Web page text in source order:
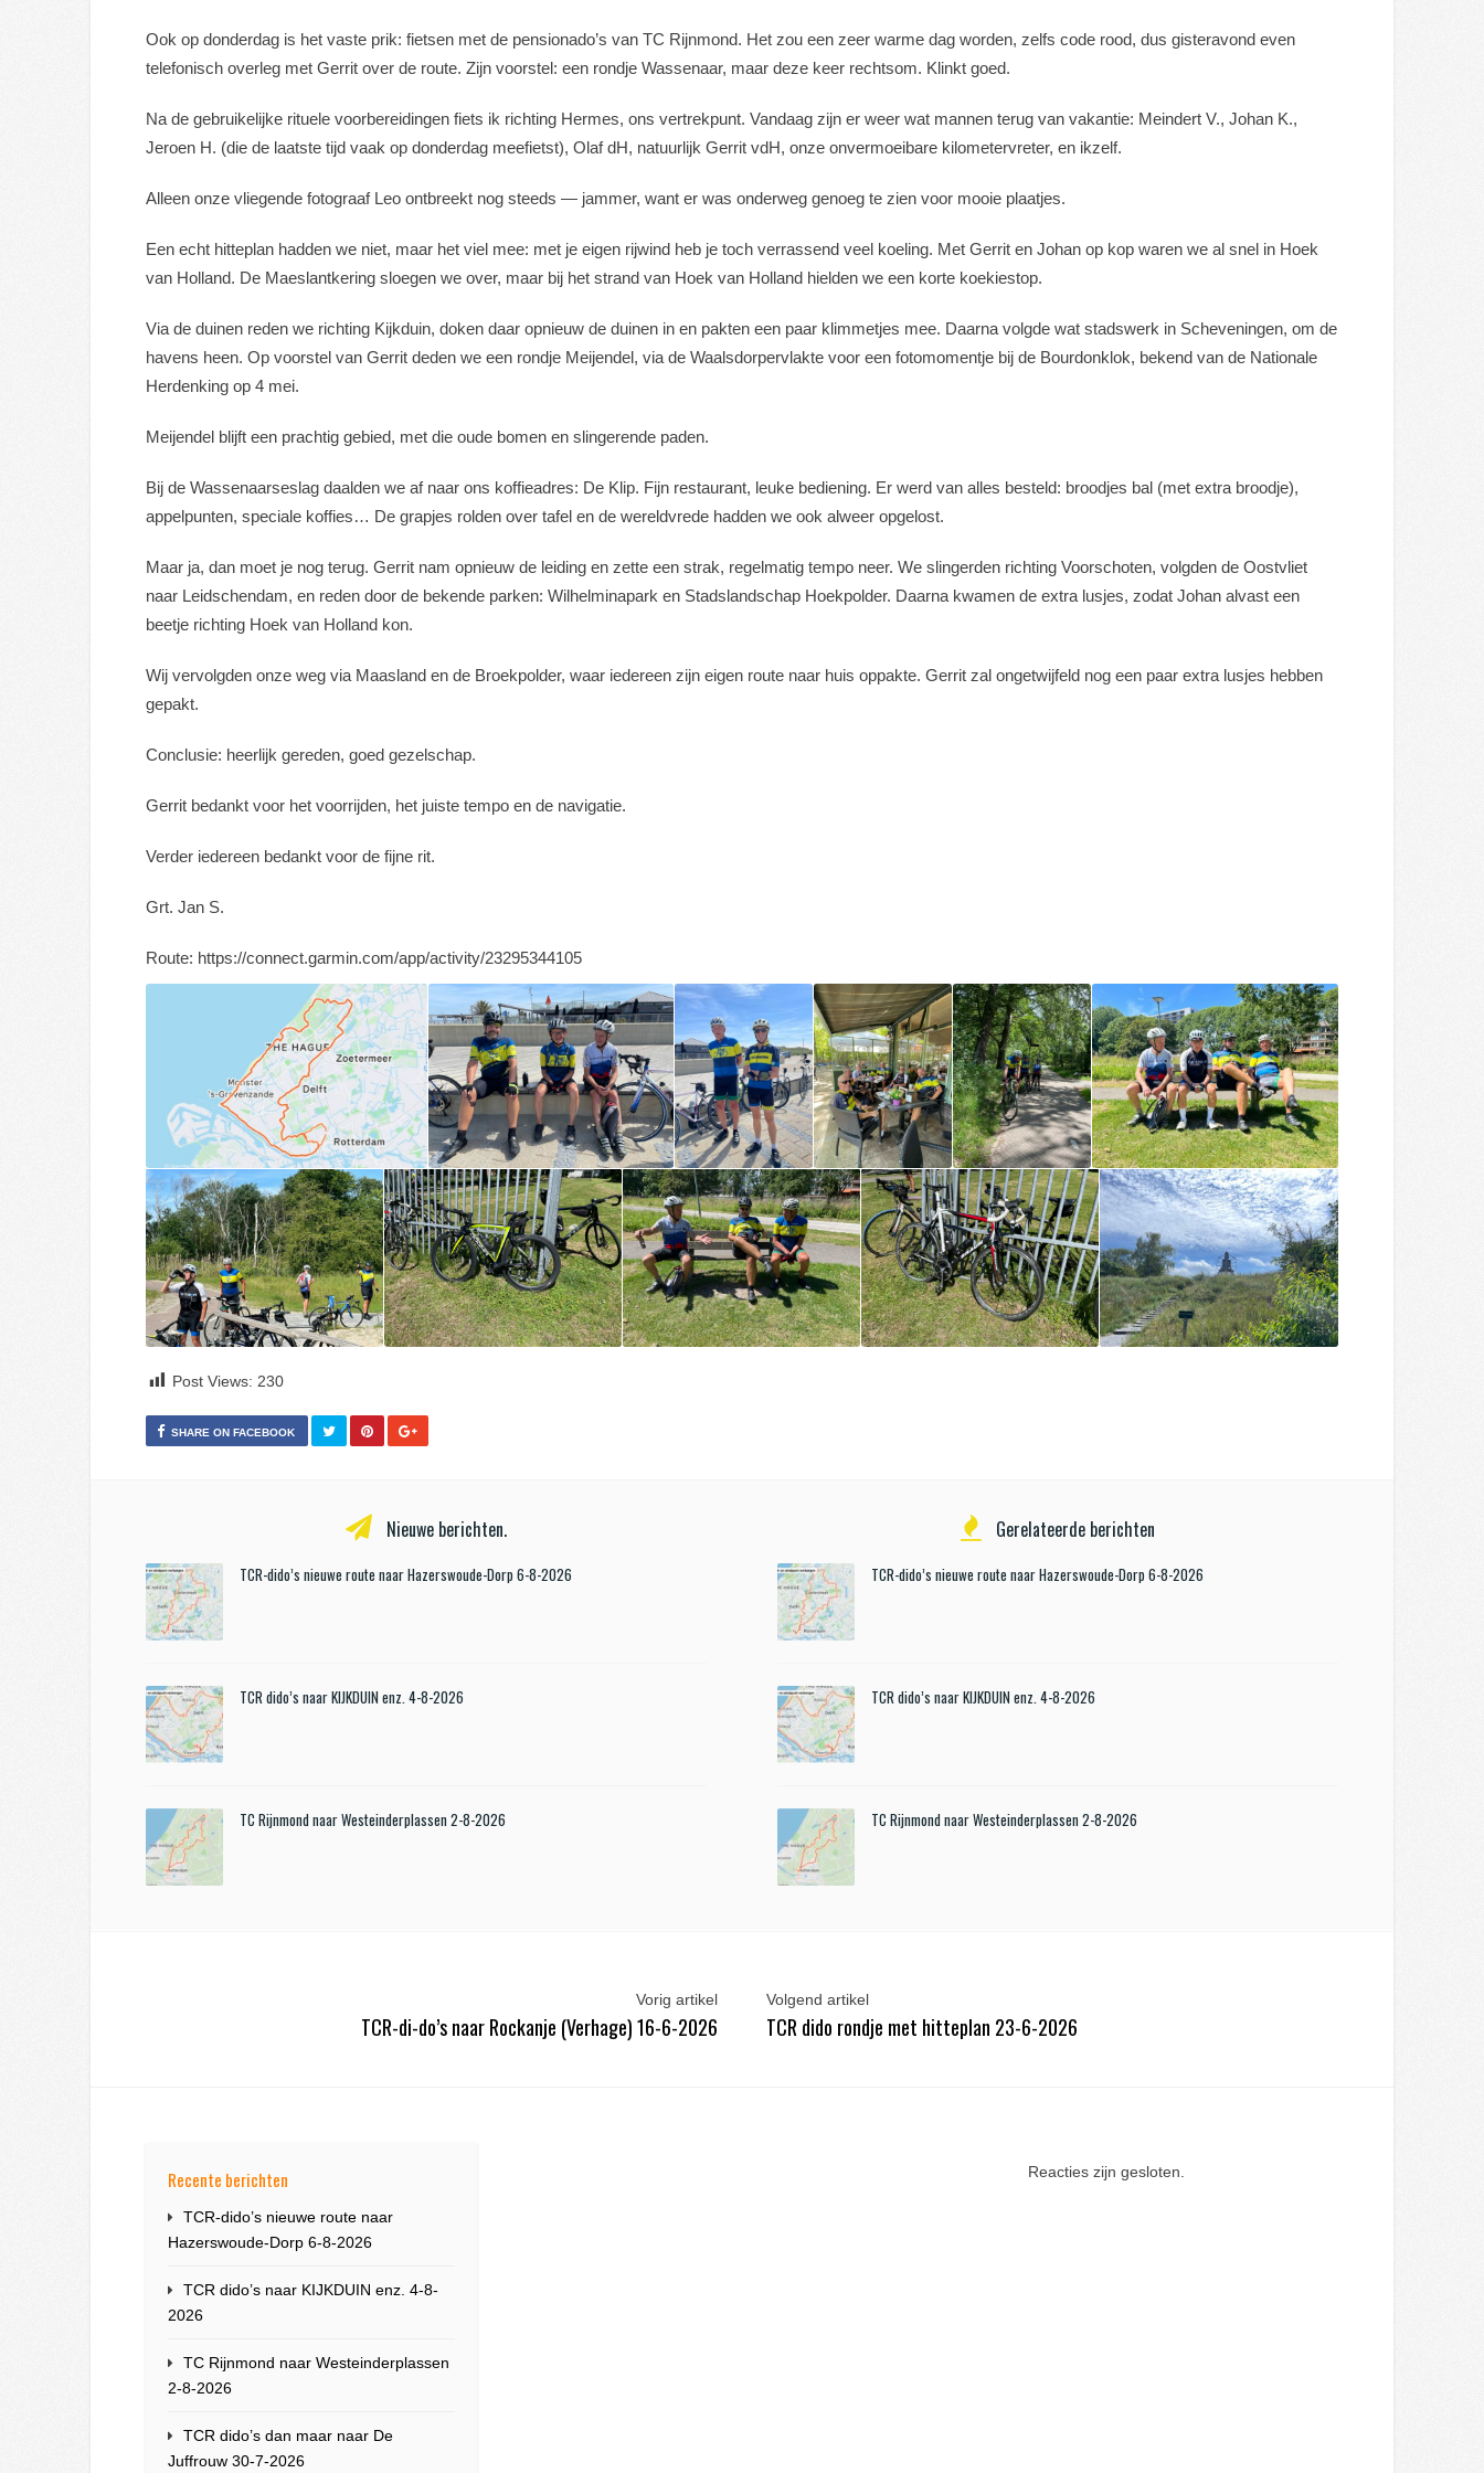
Ook op donderdag is het vaste prik: fietsen met de pensionado’s van TC Rijnmond. Het zou een zeer warme dag worden, zelfs code rood, dus gisteravond even
telefonisch overleg met Gerrit over de route. Zijn voorstel: een rondje Wassenaar, maar deze keer rechtsom. Klinkt goed.
Na de gebruikelijke rituele voorbereidingen fiets ik richting Hermes, ons vertrekpunt. Vandaag zijn er weer wat mannen terug van vakantie: Meindert V., Johan K.,
Jeroen H. (die de laatste tijd vaak op donderdag meefietst), Olaf dH, natuurlijk Gerrit vdH, onze onvermoeibare kilometervreter, en ikzelf.
Alleen onze vliegende fotograaf Leo ontbreekt nog steeds — jammer, want er was onderweg genoeg te zien voor mooie plaatjes.
Een echt hitteplan hadden we niet, maar het viel mee: met je eigen rijwind heb je toch verrassend veel koeling. Met Gerrit en Johan op kop waren we al snel in Hoek
van Holland. De Maeslantkering sloegen we over, maar bij het strand van Hoek van Holland hielden we een korte koekiestop.
Via de duinen reden we richting Kijkduin, doken daar opnieuw de duinen in en pakten een paar klimmetjes mee. Daarna volgde wat stadswerk in Scheveningen, om de
havens heen. Op voorstel van Gerrit deden we een rondje Meijendel, via de Waalsdorpervlakte voor een fotomomentje bij de Bourdonklok, bekend van de Nationale
Herdenking op 4 mei.
Meijendel blijft een prachtig gebied, met die oude bomen en slingerende paden.
Bij de Wassenaarseslag daalden we af naar ons koffieadres: De Klip. Fijn restaurant, leuke bediening. Er werd van alles besteld: broodjes bal (met extra broodje),
appelpunten, speciale koffies… De grapjes rolden over tafel en de wereldvrede hadden we ook alweer opgelost.
Maar ja, dan moet je nog terug. Gerrit nam opnieuw de leiding en zette een strak, regelmatig tempo neer. We slingerden richting Voorschoten, volgden de Oostvliet
naar Leidschendam, en reden door de bekende parken: Wilhelminapark en Stadslandschap Hoekpolder. Daarna kwamen de extra lusjes, zodat Johan alvast een
beetje richting Hoek van Holland kon.
Wij vervolgden onze weg via Maasland en de Broekpolder, waar iedereen zijn eigen route naar huis oppakte. Gerrit zal ongetwijfeld nog een paar extra lusjes hebben
gepakt.
Conclusie: heerlijk gereden, goed gezelschap.
Gerrit bedankt voor het voorrijden, het juiste tempo en de navigatie.
Verder iedereen bedankt voor de fijne rit.
Grt. Jan S.
Route: https://connect.garmin.com/app/activity/23295344105
Post Views: 230
SHARE ON FACEBOOK
Nieuwe berichten.
TCR-dido’s nieuwe route naar Hazerswoude-Dorp 6-8-2026
TCR dido’s naar KIJKDUIN enz. 4-8-2026
TC Rijnmond naar Westeinderplassen 2-8-2026
Gerelateerde berichten
TCR-dido’s nieuwe route naar Hazerswoude-Dorp 6-8-2026
TCR dido’s naar KIJKDUIN enz. 4-8-2026
TC Rijnmond naar Westeinderplassen 2-8-2026
Vorig artikel
TCR-di-do’s naar Rockanje (Verhage) 16-6-2026
Volgend artikel
TCR dido rondje met hitteplan 23-6-2026
Recente berichten
TCR-dido’s nieuwe route naar
Hazerswoude-Dorp 6-8-2026
TCR dido’s naar KIJKDUIN enz. 4-8-
2026
TC Rijnmond naar Westeinderplassen
2-8-2026
TCR dido’s dan maar naar De
Juffrouw 30-7-2026
Reacties zijn gesloten.